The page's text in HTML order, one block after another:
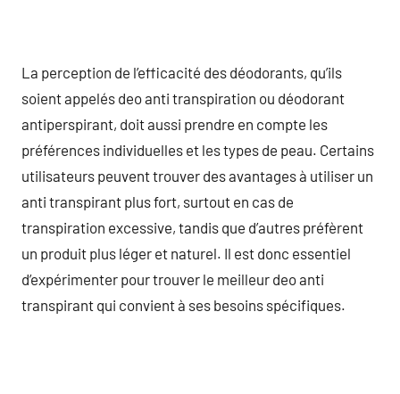
La perception de l’efficacité des déodorants, qu’ils
soient appelés deo anti transpiration ou déodorant
antiperspirant, doit aussi prendre en compte les
préférences individuelles et les types de peau. Certains
utilisateurs peuvent trouver des avantages à utiliser un
anti transpirant plus fort, surtout en cas de
transpiration excessive, tandis que d’autres préfèrent
un produit plus léger et naturel. Il est donc essentiel
d’expérimenter pour trouver le meilleur deo anti
transpirant qui convient à ses besoins spécifiques.